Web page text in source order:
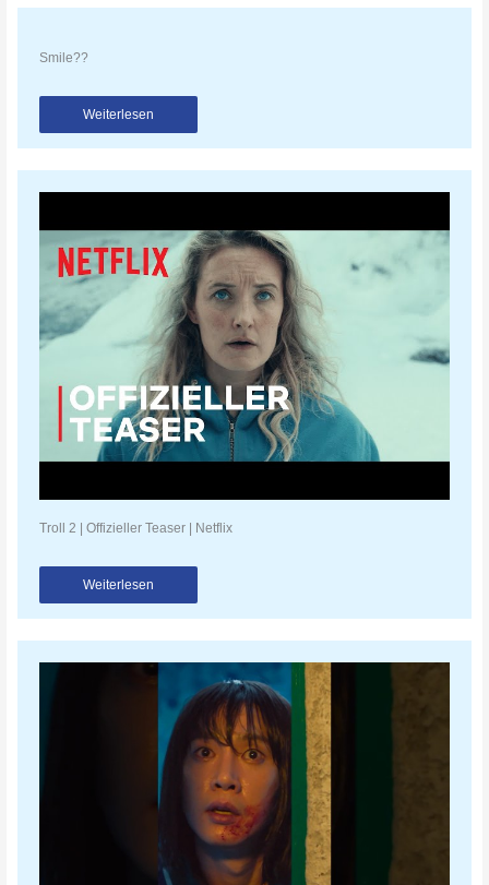
Smile??
Weiterlesen
Troll 2 | Offizieller Teaser | Netflix
Weiterlesen